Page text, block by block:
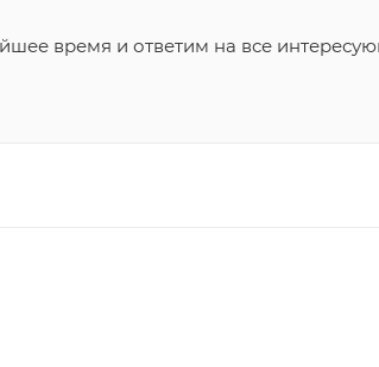
время и ответим на все